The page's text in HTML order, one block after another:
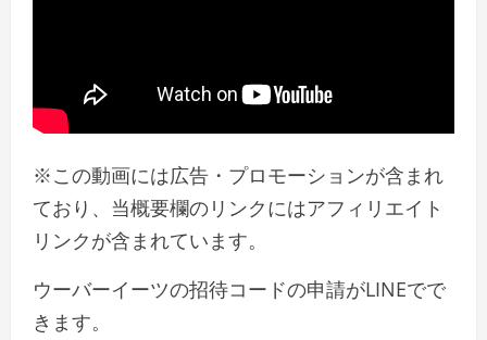
※この動画には広告・プロモーションが含まれ
ており、当概要欄のリンクにはアフィリエイト
リンクが含まれています。
ウーバーイーツの招待コードの申請がLINEでで
きます。